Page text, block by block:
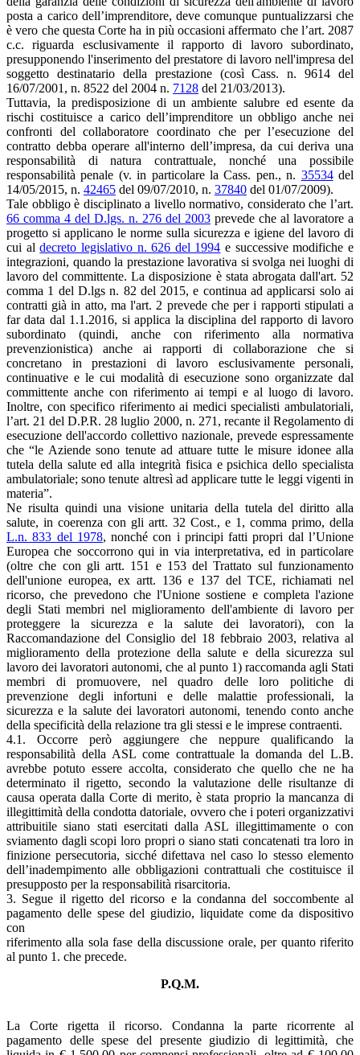
posta a carico dell’imprenditore, deve comunque puntualizzarsi che
è vero che questa Corte ha in più occasioni affermato che l’art. 2087
c.c. riguarda esclusivamente il rapporto di lavoro subordinato,
presupponendo l'inserimento del prestatore di lavoro nell'impresa del
soggetto destinatario della prestazione (così Cass. n. 9614 del
16/07/2001, n. 8522 del 2004 n. 7128 del 21/03/2013).
Tuttavia, la predisposizione di un ambiente salubre ed esente da
rischi costituisce a carico dell’imprenditore un obbligo anche nei
confronti del collaboratore coordinato che per l’esecuzione del
contratto debba operare all'interno dell’impresa, da cui deriva una
responsabilità di natura contrattuale, nonché una possibile
responsabilità penale (v. in particolare la Cass. pen., n. 35534del
14/05/2015, n. 42465 del 09/07/2010, n. 37840 del 01/07/2009).
Tale obbligo è disciplinato a livello normativo, considerato che l’art.
66 comma 4 del D.lgs. n. 276 del 2003 prevede che al lavoratore a
progetto si applicano le norme sulla sicurezza e igiene del lavoro di
cui aldecreto legislativo n. 626 del 1994 e successive modifiche e
integrazioni, quando la prestazione lavorativa si svolga nei luoghi di
lavoro del committente. La disposizione è stata abrogata dall'art. 52
comma 1 del D.lgs n. 82 del 2015, e continua ad applicarsi solo ai
contratti già in atto, ma l'art. 2 prevede che per i rapporti stipulati a
far data dal 1.1.2016, si applica la disciplina del rapporto di lavoro
subordinato (quindi, anche con riferimento alla normativa
prevenzionistica) anche ai rapporti di collaborazione che si
concretano in prestazioni di lavoro esclusivamente personali,
continuative e le cui modalità di esecuzione sono organizzate dal
committente anche con riferimento ai tempi e al luogo di lavoro.
Inoltre, con specifico riferimento ai medici specialisti ambulatoriali,
l’art. 21 del D.P.R. 28 luglio 2000, n. 271, recante il Regolamento di
esecuzione dell'accordo collettivo nazionale, prevede espressamente
che “le Aziende sono tenute ad attuare tutte le misure idonee alla
tutela della salute ed alla integrità fisica e psichica dello specialista
ambulatoriale; sono tenute altresì ad applicare tutte le leggi vigenti in
materia”.
Ne risulta quindi una visione unitaria della tutela del diritto alla
salute, in coerenza con gli artt. 32 Cost., e 1, comma primo, della
L.n. 833 del 1978, nonché con i principi fatti propri dal l’Unione
Europea che soccorrono qui in via interpretativa, ed in particolare
(oltre che con gli artt. 151 e 153 del Trattato sul funzionamento
dell'unione europea, ex artt. 136 e 137 del TCE, richiamati nel
ricorso, che prevedono che l'Unione sostiene e completa l'azione
degli Stati membri nel miglioramento dell'ambiente di lavoro per
proteggere la sicurezza e la salute dei lavoratori), con la
Raccomandazione del Consiglio del 18 febbraio 2003, relativa al
miglioramento della protezione della salute e della sicurezza sul
lavoro dei lavoratori autonomi, che al punto 1) raccomanda agli Stati
membri di promuovere, nel quadro delle loro politiche di
prevenzione degli infortuni e delle malattie professionali, la
sicurezza e la salute dei lavoratori autonomi, tenendo conto anche
della specificità della relazione tra gli stessi e le imprese contraenti.
4.1. Occorre però aggiungere che neppure qualificando la
responsabilità della ASL come contrattuale la domanda del L.B.
avrebbe potuto essere accolta, considerato che quello che ne ha
determinato il rigetto, secondo la valutazione delle risultanze di
causa operata dalla Corte di merito, è stata proprio la mancanza di
illegittimità della condotta datoriale, ovvero che i poteri organizzativi
attribuitile siano stati esercitati dalla ASL illegittimamente o con
sviamento dagli scopi loro propri o siano stati concatenati tra loro in
finizione persecutoria, sicché difettava nel caso lo stesso elemento
dell’inadempimento alle obbligazioni contrattuali che costituisce il
presupposto per la responsabilità risarcitoria.
3. Segue il rigetto del ricorso e la condanna del soccombente al
pagamento delle spese del giudizio, liquidate come da dispositivo
con
riferimento alla sola fase della discussione orale, per quanto riferito
al punto 1. che precede.
P.Q.M.
La Corte rigetta il ricorso. Condanna la parte ricorrente al
pagamento delle spese del presente giudizio di legittimità, che